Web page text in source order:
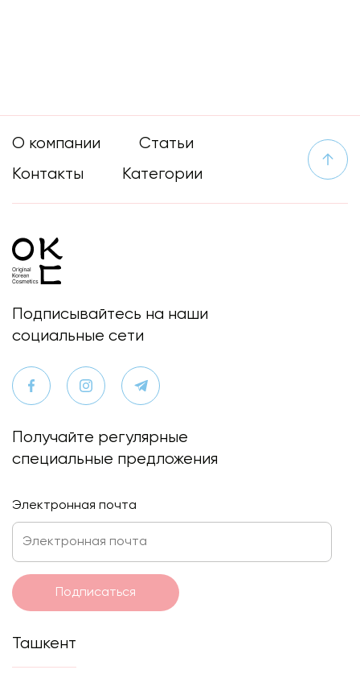
О компании
Статьи
Контакты
Категории
Подписывайтесь на наши
социальные сети
Получайте регулярные
специальные предложения
Электронная почта
Подписаться
Ташкент